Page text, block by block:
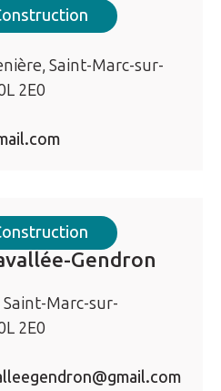
Saint-Marc-sur-
2E0
Gendron
Marc-sur-
2E0